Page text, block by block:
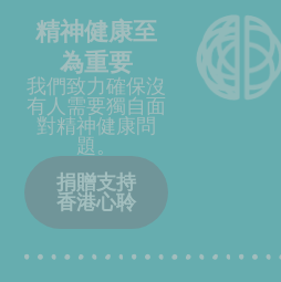
精神健康至
為重要
我們致力確保沒
有人需要獨自面
對精神健康問
題。
捐贈支持
香港心聆